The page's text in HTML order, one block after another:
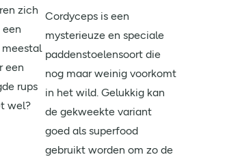
zich
een
rups
wel?
Cordyceps is een
mysterieuze en speciale
paddenstoelensoort die
nog maar weinig voorkomt
in het wild. Gelukkig kan
de gekweekte variant
goed als superfood
gebruikt worden om zo de